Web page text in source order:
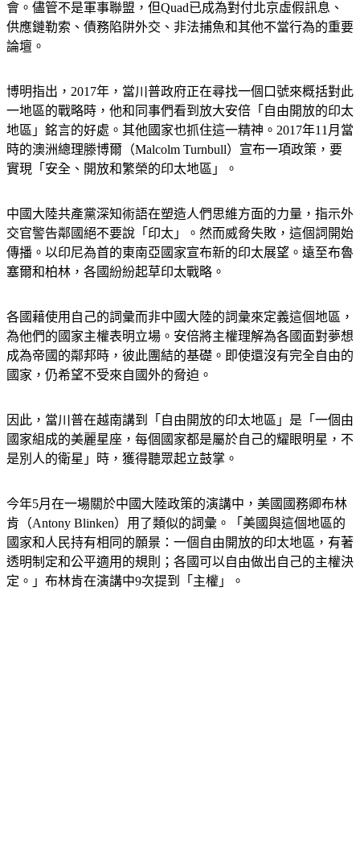
會。儘管不是軍事聯盟，但Quad已成為對付北京虛假訊息、
供應鏈勒索、債務陷阱外交、非法捕魚和其他不當行為的重要
論壇。
博明指出，2017年，當川普政府正在尋找一個口號來概括對此
一地區的戰略時，他和同事們看到放大安倍「自由開放的印太
地區」銘言的好處。其他國家也抓住這一精神。2017年11月當
時的澳洲總理滕博爾（Malcolm Turnbull）宣布一項政策，要
實現「安全、開放和繁榮的印太地區」。
中國大陸共產黨深知術語在塑造人們思維方面的力量，指示外
交官警告鄰國絕不要說「印太」。然而威脅失敗，這個詞開始
傳播。以印尼為首的東南亞國家宣布新的印太展望。遠至布魯
塞爾和柏林，各國紛紛起草印太戰略。
各國藉使用自己的詞彙而非中國大陸的詞彙來定義這個地區，
為他們的國家主權表明立場。安倍將主權理解為各國面對夢想
成為帝國的鄰邦時，彼此團結的基礎。即使還沒有完全自由的
國家，仍希望不受來自國外的脅迫。
因此，當川普在越南講到「自由開放的印太地區」是「一個由
國家組成的美麗星座，每個國家都是屬於自己的耀眼明星，不
是別人的衛星」時，獲得聽眾起立鼓掌。
今年5月在一場關於中國大陸政策的演講中，美國國務卿布林
肯（Antony Blinken）用了類似的詞彙。「美國與這個地區的
國家和人民持有相同的願景：一個自由開放的印太地區，有著
透明制定和公平適用的規則；各國可以自由做出自己的主權決
定。」布林肯在演講中9次提到「主權」。